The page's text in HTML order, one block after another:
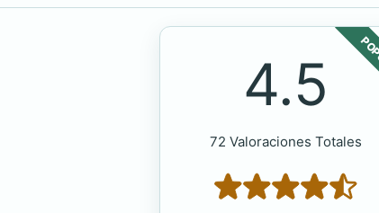
4.5
72 Valoraciones Totales